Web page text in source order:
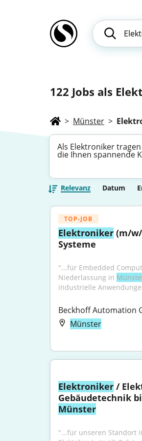
122 Jobs als
> Münster >
Als Elektroniker
die Ihnen spannende
Relevanz Datum
TOP-JOB
Elektroniker (m/
Systeme
"...für Embedded
Niederlassung in
industrielle
Beckhoff Automation
Münster
Elektroniker /
Münster
"...für unseren Standort